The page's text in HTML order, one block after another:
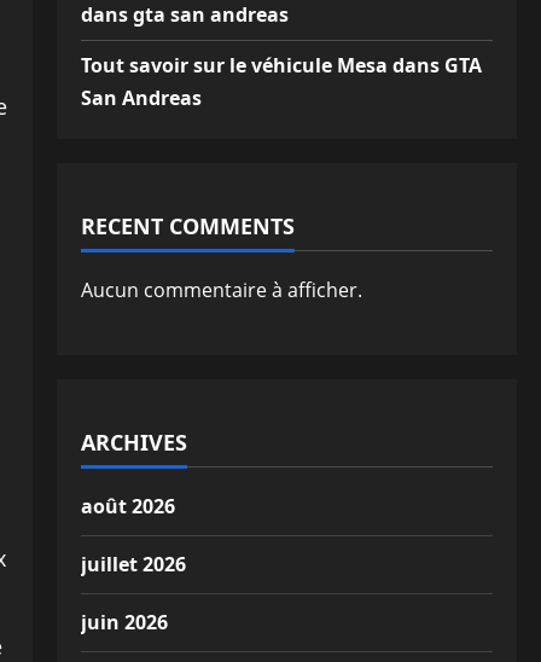
dans gta san andreas
Tout savoir sur le véhicule Mesa dans GTA
San Andreas
RECENT COMMENTS
Aucun commentaire à afficher.
ARCHIVES
août 2026
juillet 2026
juin 2026